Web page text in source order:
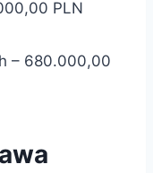
PLN
– 680.000,00